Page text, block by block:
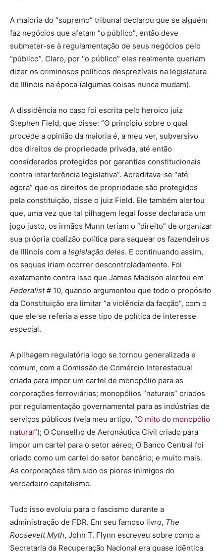
A maioria do “supremo” tribunal declarou que se alguém
faz negócios que afetam “o público”, então deve
submeter-se à regulamentação de seus negócios pelo
“público”. Claro, por “o público” eles realmente queriam
dizer os criminosos políticos desprezíveis na legislatura
de Illinois na época (algumas coisas nunca mudam).
A dissidência no caso foi escrita pelo heroico juiz
Stephen Field, que disse: “O princípio sobre o qual
procede a opinião da maioria é, a meu ver, subversivo
dos direitos de propriedade privada, até então
considerados protegidos por garantias constitucionais
contra interferência legislativa”. Acreditava-se “até
agora” que os direitos de propriedade são protegidos
pela constituição, disse o juiz Field. Ele também alertou
que, uma vez que tal pilhagem legal fosse declarada um
jogo justo, os irmãos Munn teriam o “direito” de organizar
sua própria coalizão política para saquear os fazendeiros
de Illinois com a legislação deles. E continuando assim,
os saques iriam ocorrer descontroladamente. Foi
exatamente contra isso que James Madison alertou em
Federalist# 10, quando argumentou que todo o propósito
da Constituição era limitar “a violência da facção”, com o
que ele se referia a esse tipo de política de interesse
especial.
A pilhagem regulatória logo se tornou generalizada e
comum, com a Comissão de Comércio Interestadual
criada para impor um cartel de monopólio para as
corporações ferroviárias; monopólios “naturais” criados
por regulamentação governamental para as indústrias de
serviços públicos (veja meu artigo, “O mito do monopólio
natural”); O Conselho de Aeronáutica Civil criado para
impor um cartel para o setor aéreo; O Banco Central foi
criado como um cartel do setor bancário; e muito mais.
As corporações têm sido os piores inimigos do
verdadeiro capitalismo.
Tudo isso evoluiu para o fascismo durante a
administração de FDR. Em seu famoso livro, The
Roosevelt Myth, John T. Flynn escreveu sobre como a
Secretaria da Recuperação Nacional era quase idêntica